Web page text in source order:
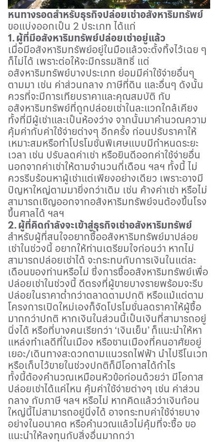
หนทางรอดสำหรับธุรกิจปล่อยเช่าอสังหาริมทรัพย์
ขอแบ่งออกเป็น 2 ประเภท ได้แก่
1. ผู้ที่มีอสังหาริมทรัพย์ปล่อยเช่าอยู่แล้ว
เมื่อมีอสังหาริมทรัพย์อยู่ในมือแล้วจะตั้งทิ้งไว้เฉย ๆ
ก็ไม่ได้ เพราะต่อให้จะมีกรรมสิทธิ์ แต่
อสังหาริมทรัพย์บางประเภท ย่อมมีค่าใช้จ่ายอื่นๆ
ตามมา เช่น ค่าส่วนกลาง ภาษีที่ดิน และอื่นๆ ดังนั้น
ควรที่จะมีการเทียบราคาและคุณสมบัติ กับ
อสังหาริมทรัพย์ที่ถูกปล่อยเช่าในละแวกใกล้เคียง
ทั้งที่มีผู้เช่าและเป็นห้องว่าง จากนั้นมาคำนวณความ
คุ้มค่ากับค่าใช้จ่ายต่างๆ อีกครั้ง ก่อนปรับราคาให้
เหมาะสมหรือทำโปรโมชั่นพิเศษแบบมีกำหนดระยะ
เวลา เช่น ปรับลดค่าเช่า หรือยินดีออกค่าใช้จ่ายอื่น
นอกจากค่าเช่าให้ตามจำนวนกี่เดือน ฯลฯ ทั้งนี้ ไม่
ควรรีบร้อนหาผู้เช่าแต่เพียงอย่างเดียว เพราะอาจมี
ปัญหาใหญ่ตามมายิ่งกว่าเดิม เช่น ค้างค่าเช่า หรือไม่
สามารถเชิญออกจากอสังหาริมทรัพย์จนต้องขึ้นโรง
ขึ้นศาลได้ ฯลฯ
2. ผู้ที่คิดกำลังจะเข้าสู่ธุรกิจเช่าอสังหาริมทรัพย์
สำหรับผู้ที่สนใจอยากซื้ออสังหาริมทรัพย์มาปล่อย
เช่าในช่วงนี้ อยากให้ท่านเตรียมใจก่อนว่า หากไม่
สามารถปล่อยเช่าได้ จะกระทบกับการเงินในแต่ละ
เดือนของท่านหรือไม่ ซึ่งการซื้ออสังหาริมทรัพย์เพื่อ
ปล่อยเช่าในช่วงนี้ ดีตรงที่ผู้ขายบางรายพร้อมจะรีบ
ปล่อยในราคาต่ำกว่าตลาดตามปกติ หรือแม้แต่ตาม
โครงการเปิดใหม่เองก็จัดโปรโมชั่นลดราคาให้ผู้ซื้อ
มากกว่าปกติ หากเงินในส่วนนี้เป็นเงินที่สามารถอยู่
นิ่งได้ หรือที่บางคนเรียกว่า ‘เงินเย็น’ก็แนะนำให้หา
แหล่งทำเลดีที่ในเมือง หรือชานเมืองที่คนอาศัยอยู่
เยอะ/เดินทางสะดวกตามแนวรถไฟฟ้า นำไปรีโนเวท
หรือเก็บไว้ขายในช่วงปกติก็มีโอกาสได้กำไร
ทั้งนี้ต้องคำนวณเหมือนหัวข้อก่อนด้วยว่า มีโอกาส
ปล่อยเช่าได้แค่ไหน คุ้มค่าใช้จ่ายต่างๆ เช่น ค่าส่วน
กลาง กับภาษี ฯลฯ หรือไม่ หากคิดแล้วว่าเงินก้อน
ใหญ่นี้ไม่สามารถอยู่นิ่งได้ อาจกระทบค่าใช้จ่ายบาง
อย่างในอนาคต หรือคำนวณแล้วไม่คุ้มที่จะซื้อ ขอ
แนะนำให้ลงทุนกับสิ่งอื่นมากกว่า